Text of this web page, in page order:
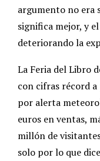
argumento no era
significa mejor, y
deteriorando la
La Feria del Libro
con cifras récord
por alerta
euros en ventas,
millón de
solo por lo que